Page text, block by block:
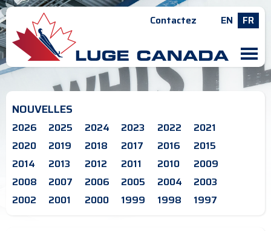
Contactez EN FR
M
NOUVELLES
2026 2025 2024 2023 2022
2021
2020
2019 2018 2017 2016
2015
2014
2013 2012 2011 2010
2009
2008
2007 2006 2005 2004
2003
2002
2001 2000 1999 1998 1997